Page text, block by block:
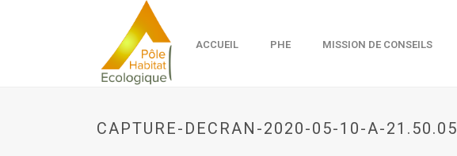
ACCUEIL PHE MISSION DE CONSEILS
CAPTURE-DECRAN-2020-05-10-A-21.50.05